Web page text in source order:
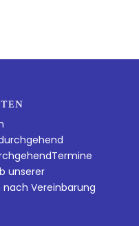
unserer
Vereinbarung